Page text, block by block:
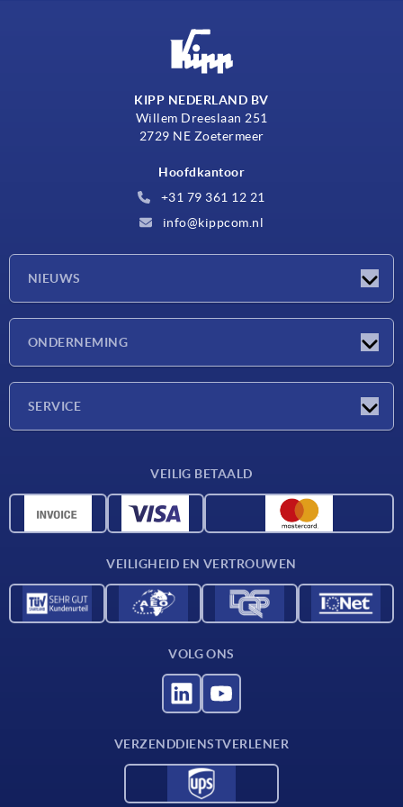
KIPP NEDERLAND BV
Willem Dreeslaan 251
2729 NE Zoetermeer
Hoofdkantoor
+31 79 361 12 21
info@kippcom.nl
NIEUWS
ONDERNEMING
SERVICE
CAD-gegevens
VEILIG BETAALD
VEILIGHEID EN VERTROUWEN
VOLG ONS
VERZENDDIENSTVERLENER